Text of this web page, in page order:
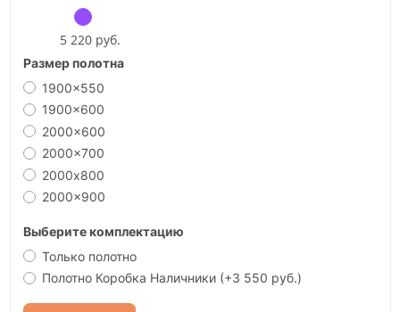
5 220 руб.
Размер полотна
1900x550
1900x600
2000x600
2000x700
2000х800
2000x900
Выберите комплектацию
Только полотно
Полотно Коробка Наличники (+3 550 руб.)